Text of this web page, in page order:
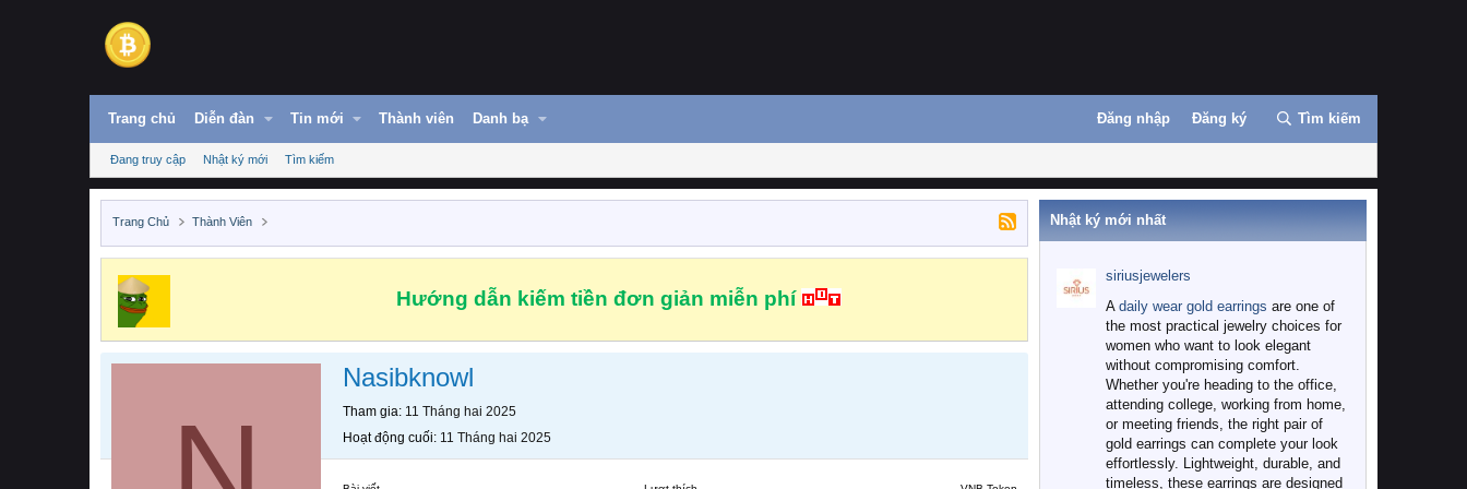
Trang chủ Diễn đàn Tin mới Thành viên Danh bạ Đăng nhập Đăng ký Tìm kiếm
Đang truy cập Nhật ký mới Tìm kiếm
Trang Chủ Thành Viên
Hướng dẫn kiếm tiền đơn giản miễn phí
Nasibknowl
Tham gia 11 Tháng hai 2025
Hoạt động cuối 11 Tháng hai 2025
Nhật ký mới nhất
siriusjewelers
A daily wear gold earrings are one of
the most practical jewelry choices for
women who want to look elegant
without compromising comfort.
Whether you're heading to the office,
attending college, working from home,
or meeting friends, the right pair of
gold earrings can complete your look
effortlessly. Lightweight, durable, and
timeless, these earrings are designed